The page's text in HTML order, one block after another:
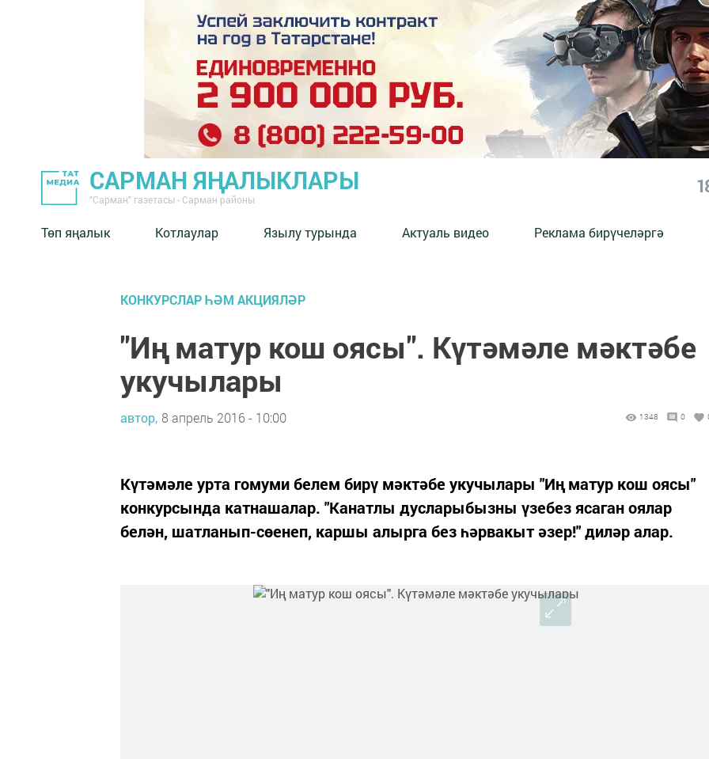
САРМАН ЯҢАЛЫКЛАРЫ
"Сарман" газетасы - Сарман районы
Төп яңалык Котлаулар Язылу турында Актуаль видео Реклама бирүчеләргә
КОНКУРСЛАР ҺӘМ АКЦИЯЛӘР
"Иң матур кош оясы". Күтәмәле мәктәбе
укучылары
автор, 8 апрель 2016 - 10:00 1348 0
Күтәмәле урта гомуми белем бирү мәктәбе укучылары "Иң матур кош оясы"
конкурсында катнашалар. "Канатлы дусларыбызны үзебез ясаган оялар
белән, шатланып-сөенеп, каршы алырга без һәрвакыт әзер!" диләр алар.